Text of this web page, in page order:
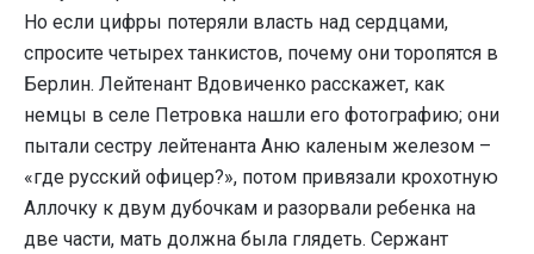
Но если цифры потеряли власть над сердцами,
спросите четырех танкистов, почему они торопятся в
Берлин. Лейтенант Вдовиченко расскажет, как
немцы в селе Петровка нашли его фотографию; они
пытали сестру лейтенанта Аню каленым железом –
«где русский офицер?», потом привязали крохотную
Аллочку к двум дубочкам и разорвали ребенка на
две части, мать должна была глядеть. Сержант